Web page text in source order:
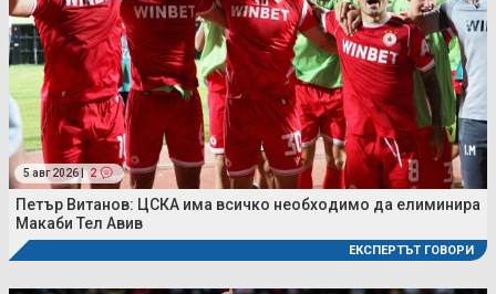
5 авг 2026 | 2
Петър Витанов: ЦСКА има всичко необходимо да елиминира
Макаби Тел Авив
ЕКСПЕРТЪТ ГОВОРИ